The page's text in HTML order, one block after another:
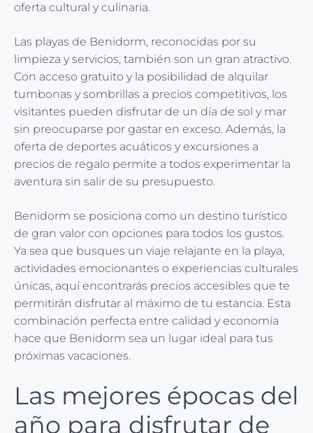
oferta cultural y culinaria.
Las playas de Benidorm, reconocidas por su
limpieza y servicios, también son un gran atractivo.
Con acceso gratuito y la posibilidad de alquilar
tumbonas y sombrillas a precios competitivos, los
visitantes pueden disfrutar de un día de sol y mar
sin preocuparse por gastar en exceso. Además, la
oferta de deportes acuáticos y excursiones a
precios de regalo permite a todos experimentar la
aventura sin salir de su presupuesto.
Benidorm se posiciona como un destino turístico
de gran valor con opciones para todos los gustos.
Ya sea que busques un viaje relajante en la playa,
actividades emocionantes o experiencias culturales
únicas, aquí encontrarás precios accesibles que te
permitirán disfrutar al máximo de tu estancia. Esta
combinación perfecta entre calidad y economía
hace que Benidorm sea un lugar ideal para tus
próximas vacaciones.
Las mejores épocas del
año para disfrutar de